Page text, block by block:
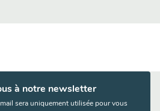
à notre newsletter
sera uniquement utilisée pour vous